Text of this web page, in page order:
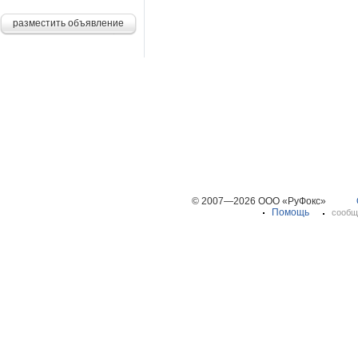
разместить объявление
© 2007—2026 ООО «РуФокс»
Помощь